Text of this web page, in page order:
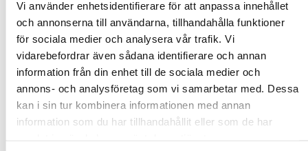
Vi använder enhetsidentifierare för att anpassa innehållet
och annonserna till användarna, tillhandahålla funktioner
för sociala medier och analysera vår trafik. Vi
vidarebefordrar även sådana identifierare och annan
information från din enhet till de sociala medier och
annons- och analysföretag som vi samarbetar med. Dessa
kan i sin tur kombinera informationen med annan
information som du har tillhandahållit eller som de har
själva basen i mitt sparande. Utöver detta vill jag
också spara en del i fonder som inte bara försöker
hålla nere utsläppen, utan som också har en
medveten strategi att placera i bolag som aktivt bidrar
till mindre utsläpp. Här passar smalare
branschfonder perfekt, men här har jag inte mer än
ca 15 procent av mitt totala sparande.